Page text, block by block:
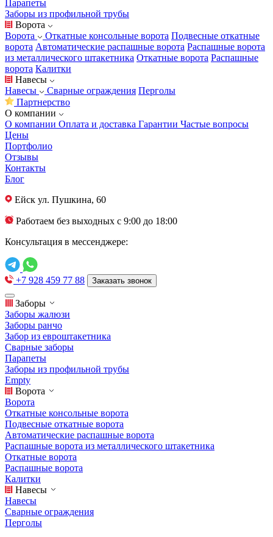
Парапеты
Заборы из профильной трубы
Ворота
Ворота
Откатные консольные ворота Подвесные откатные
ворота Автоматические распашные ворота Распашные ворота
из металлического штакетника Откатные ворота Распашные
ворота Калитки
Навесы
Навесы
Сварные ограждения Перголы
Партнерство
О компании
О компании Оплата и доставка Гарантии Частые вопросы
Цены
Портфолио
Отзывы
Контакты
Блог
Ейск ул. Пушкина, 60
Работаем без выходных с 9:00 до 18:00
Консультация в мессенджере:
+7 928 459 77 88 Заказать звонок
Заборы
Заборы жалюзи
Заборы ранчо
Забор из евроштакетника
Сварные заборы
Парапеты
Заборы из профильной трубы
Empty
Ворота
Ворота
Откатные консольные ворота
Подвесные откатные ворота
Автоматические распашные ворота
Распашные ворота из металлического штакетника
Откатные ворота
Распашные ворота
Калитки
Навесы
Навесы
Сварные ограждения
Перголы